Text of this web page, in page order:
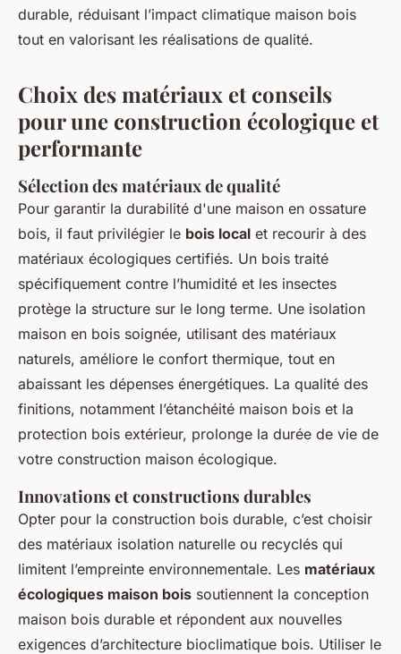
durable, réduisant l’impact climatique maison bois
tout en valorisant les réalisations de qualité.
Choix des matériaux et conseils
pour une construction écologique et
performante
Sélection des matériaux de qualité
Pour garantir la durabilité d'une maison en ossature
bois, il faut privilégier le bois local et recourir à des
matériaux écologiques certifiés. Un bois traité
spécifiquement contre l’humidité et les insectes
protège la structure sur le long terme. Une isolation
maison en bois soignée, utilisant des matériaux
naturels, améliore le confort thermique, tout en
abaissant les dépenses énergétiques. La qualité des
finitions, notamment l’étanchéité maison bois et la
protection bois extérieur, prolonge la durée de vie de
votre construction maison écologique.
Innovations et constructions durables
Opter pour la construction bois durable, c’est choisir
des matériaux isolation naturelle ou recyclés qui
limitent l’empreinte environnementale. Les matériaux
écologiques maison bois soutiennent la conception
maison bois durable et répondent aux nouvelles
exigences d’architecture bioclimatique bois. Utiliser le